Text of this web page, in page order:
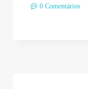
0 Comentários